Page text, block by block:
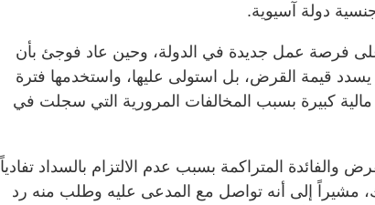
دولة آسيوية.
فرصة عمل جديدة في الدولة، وحين عاد فوجئ بأن
يسدد قيمة القرض، بل استولى عليها، واستخدمها فترة
كبيرة بسبب المخالفات المرورية التي سجلت في
والفائدة المتراكمة بسبب عدم الالتزام بالسداد تفادياً
مشيراً إلى أنه تواصل مع المدعى عليه وطلب منه رد